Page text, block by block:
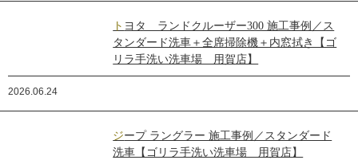
トヨタ ランドクルーザー300 施工事例／ス
タンダード洗車＋全席掃除機＋内窓拭き【ゴ
リラ手洗い洗車場 用賀店】
2026.06.24
ジープ ラングラー 施工事例／スタンダード
洗車【ゴリラ手洗い洗車場 用賀店】